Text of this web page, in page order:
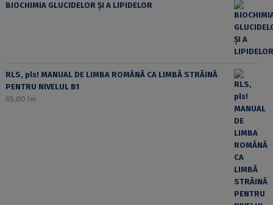
BIOCHIMIA GLUCIDELOR ȘI A LIPIDELOR
RLS, pls! MANUAL DE LIMBA ROMÂNĂ CA LIMBĂ STRĂINĂ
PENTRU NIVELUL B1
65,00 lei